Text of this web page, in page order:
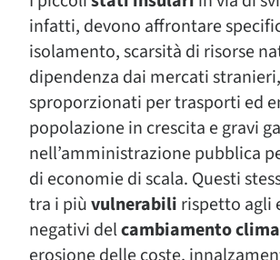
infatti, devono affrontare
isolamento, scarsità di risorse
dipendenza dai mercati
sproporzionati per trasporti ed
popolazione in crescita e gravi
nell’amministrazione pubblica
di economie di scala. Questi
tra i piùvulnerabili rispetto agli
negativi delcambiamento